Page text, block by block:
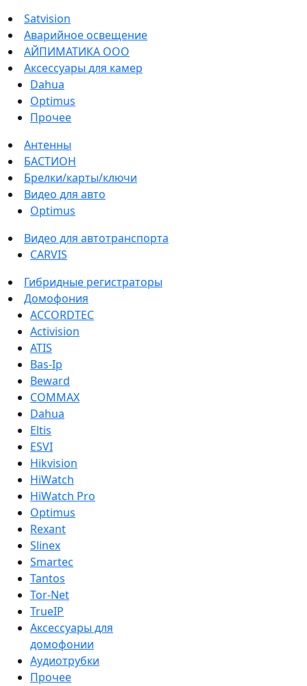
Satvision
Аварийное освещение
АЙПИМАТИКА ООО
Аксессуары для камер
Dahua
Optimus
Прочее
Антенны
БАСТИОН
Брелки/карты/ключи
Видео для авто
Optimus
Видео для автотранспорта
CARVIS
Гибридные регистраторы
Домофония
ACCORDTEC
Activision
ATIS
Bas-Ip
Beward
COMMAX
Dahua
Eltis
ESVI
Hikvision
HiWatch
HiWatch Pro
Optimus
Rexant
Slinex
Smartec
Tantos
Tor-Net
TrueIP
Аксессуары для
домофонии
Аудиотрубки
Прочее